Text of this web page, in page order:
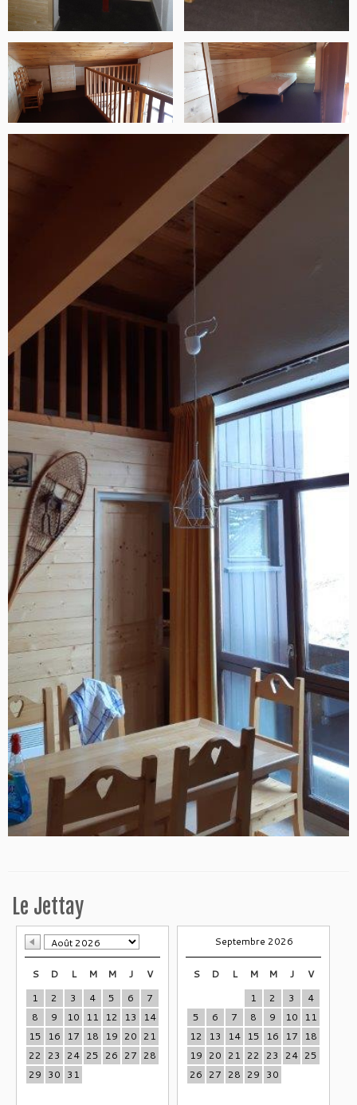
Le Jettay
S D L M M J
V
1
2 3 4 5 6
7
8
9 10 11 12 13
14
15
16 17 18 19 20 21
22
23 24 25 26 27 28
29 30 31
Septembre 2026
S D L M M J
V
1
2 3
4
5
6 7 8 9 10
11
12
13 14 15 16 17
18
19 20 21 22 23 24 25
26 27 28 29 30